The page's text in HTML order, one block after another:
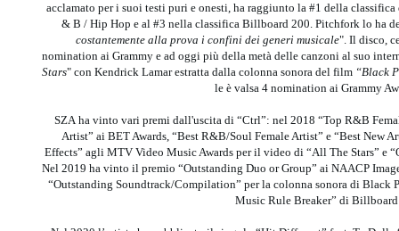
acclamato per i suoi testi puri e onesti, ha raggiunto la #1 della
& B / Hip Hop e al #3 nella classifica Billboard 200. Pitchfork lo ha
costantemente alla prova i confini dei generi musicale". Il disco,
nomination ai Grammy e ad oggi più della metà delle canzoni al suo
Stars" con Kendrick Lamar estratta dalla colonna sonora del film “Black
le è valsa 4 nomination ai Grammy
SZA ha vinto vari premi dall'uscita di “Ctrl”: nel 2018 “Top R&B
Artist” ai BET Awards, “Best R&B/Soul Female Artist” e “Best New
Effects” agli MTV Video Music Awards per il video di “All The Stars” e
Nel 2019 ha vinto il premio “Outstanding Duo or Group” ai NAACP
“Outstanding Soundtrack/Compilation” per la colonna sonora di Black
Music Rule Breaker” di